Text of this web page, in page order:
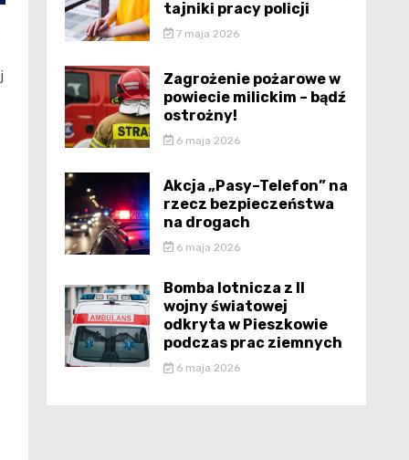
tajniki pracy policji
7 maja 2026
Zagrożenie pożarowe w
powiecie milickim – bądź
ostrożny!
6 maja 2026
Akcja „Pasy–Telefon” na
rzecz bezpieczeństwa
na drogach
6 maja 2026
Bomba lotnicza z II
wojny światowej
odkryta w Pieszkowie
podczas prac ziemnych
6 maja 2026